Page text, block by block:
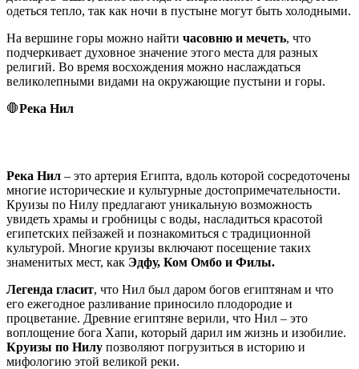
одеться тепло, так как ночи в пустыне могут быть холодными.
На вершине горы можно найти часовню и мечеть, что
подчеркивает духовное значение этого места для разных
религий. Во время восхождения можно наслаждаться
великолепными видами на окружающие пустыни и горы.
🛑Река Нил
Река Нил – это артерия Египта, вдоль которой сосредоточены
многие исторические и культурные достопримечательности.
Круизы по Нилу предлагают уникальную возможность
увидеть храмы и гробницы с воды, насладиться красотой
египетских пейзажей и познакомиться с традиционной
культурой. Многие круизы включают посещение таких
знаменитых мест, как Эдфу, Ком Омбо и Филы.
Легенда гласит, что Нил был даром богов египтянам и что
его ежегодное разливание приносило плодородие и
процветание. Древние египтяне верили, что Нил – это
воплощение бога Хапи, который дарил им жизнь и изобилие.
Круизы по Нилу позволяют погрузиться в историю и
мифологию этой великой реки.